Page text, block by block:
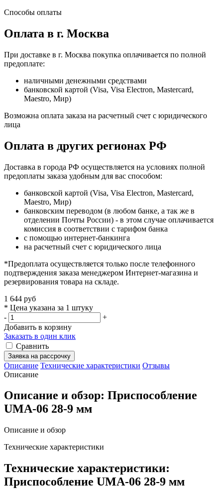
Способы оплаты
Оплата в г. Москва
При доставке в г. Москва покупка оплачивается по полной
предоплате:
наличными денежными средствами
банковской картой (Visa, Visa Electron, Mastercard,
Maestro, Мир)
Возможна оплата заказа на расчетный счет с юридического
лица
Оплата в других регионах РФ
Доставка в города РФ осуществляется на условиях полной
предоплаты заказа удобным для вас способом:
банковской картой (Visa, Visa Electron, Mastercard,
Maestro, Мир)
банковским переводом (в любом банке, а так же в
отделении Почты России) - в этом случае оплачивается
комиссия в соответствии с тарифом банка
с помощью интернет-банкинга
на расчетный счет с юридического лица
*Предоплата осуществляется только после телефонного
подтверждения заказа менеджером Интернет-магазина и
резервирования товара на складе.
1 644 руб
* Цена указана за 1 штуку
-
+
Добавить в корзину
Заказать в один клик
Сравнить
Заявка на рассрочку
Описание Технические характеристики Отзывы
Описание
Описание и обзор: Приспособление
UMA-06 28-9 мм
Описание и обзор
Технические характеристики
Технические характеристики:
Приспособление UMA-06 28-9 мм